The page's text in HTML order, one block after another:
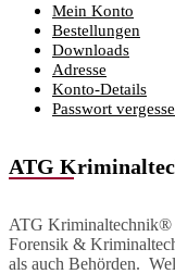
Mein Konto
Bestellungen
Downloads
Adresse
Konto-Details
Passwort
ATG
ATG Kriminaltechnik®
Forensik &
als auch Behörden.